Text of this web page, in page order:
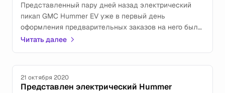
Представленный пару дней назад электрический
пикап GMC Hummer EV уже в первый день
оформления предварительных заказов на него был
раскуплен на год вперёд.
Читать далее
21 октября 2020
Представлен электрический Hummer